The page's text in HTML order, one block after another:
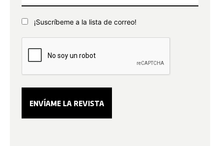
¡Suscríbeme a la lista de correo!